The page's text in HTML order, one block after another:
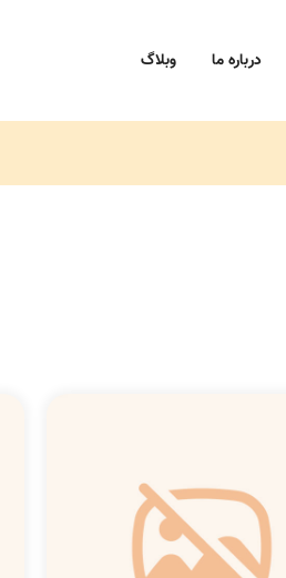
درباره ما وبلاگ